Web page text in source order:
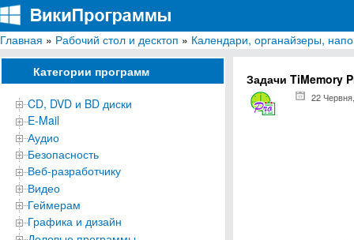
ВикиПрограммы
Энциклопедия бесплатных компьютерных программ для Windows
Главная » Рабочий стол и десктоп » Календари, органайзеры,
Категории программ
CD, DVD и BD диски
E-Mail
Аудио
Безопасность
Веб-разработчику
Видео
Геймерам
Графика и дизайн
Задачи TiMemory
22